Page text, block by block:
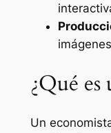
¿Qué
Un